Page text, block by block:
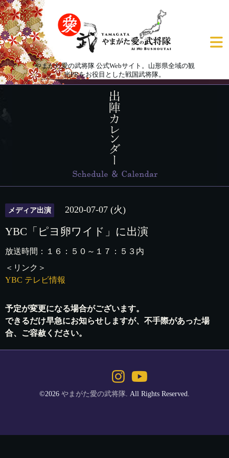
やまがた愛の武将隊 公式Webサイト。山形県全域の観
光PRをお役目とした戦国武将隊。
メディア出演 2020-07-07 (火)
YBC「ピヨ卵ワイド」に出演
放送時間：１６：５０～１７：５３内
＜リンク＞
YBC テレビ情報
予定が変更になる場合がございます。
できるだけ早急にお知らせしますが、不手際があった場
合、ご容赦ください。
©2026 やまがた愛の武将隊 . All Rights Reserved.